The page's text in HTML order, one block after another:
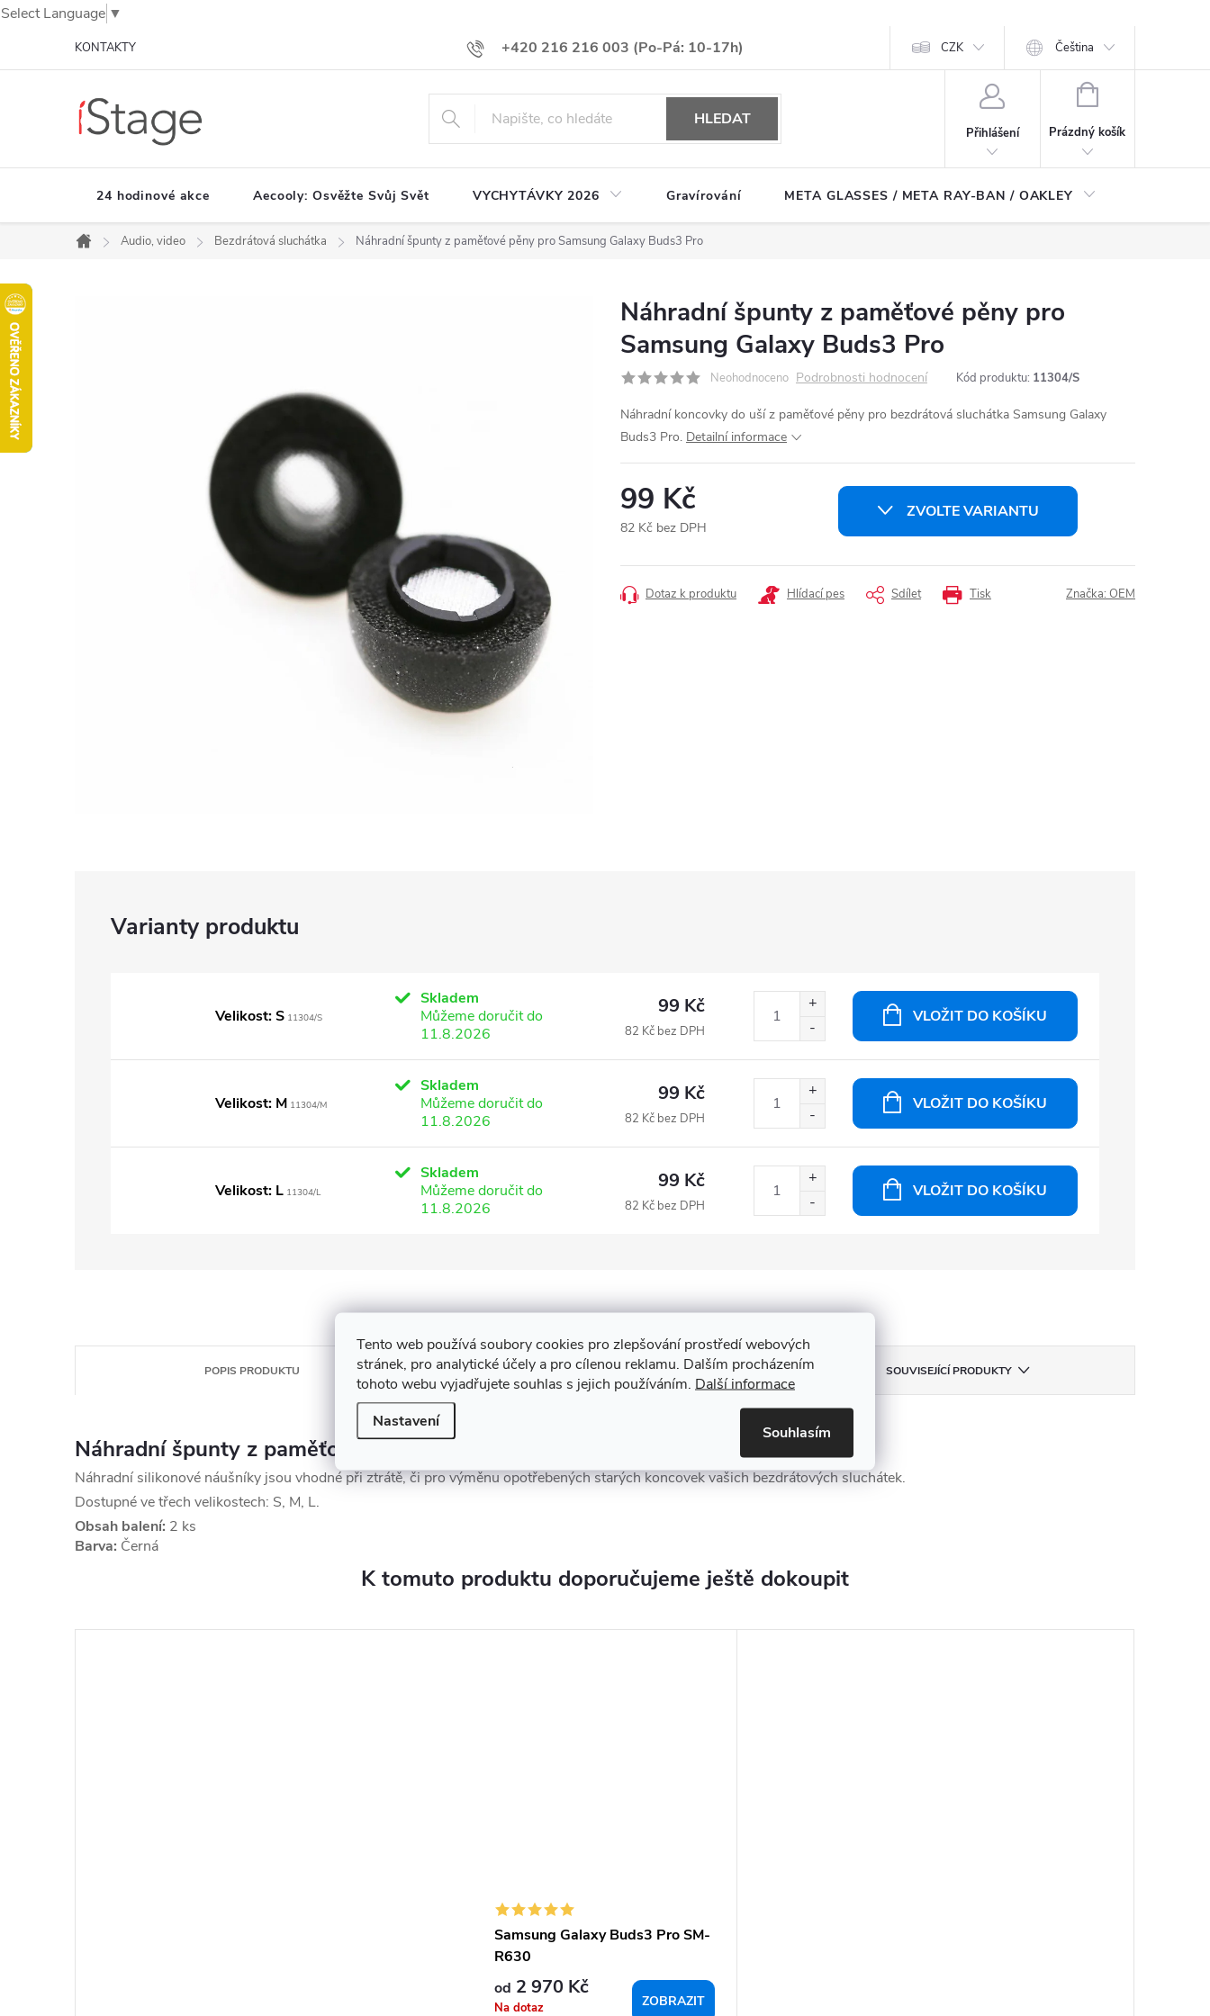
Select Language ▼
Tento web používá soubory cookies pro zlepšování prostředí webových
stránek, pro analytické účely a pro cílenou reklamu. Dalším procházením
tohoto webu vyjadřujete souhlas s jejich používáním. Další informace
Nastavení
Souhlasím
+420 216 216 003
KONTAKTY CZK Čeština
HLEDAT
Přihlášení
NÁKUPNÍ
Prázdný košík
24 hodinové akce Aecooly: Osvěžte Svůj Svět VYCHYTÁVKY 2026 Gravírování META GLASSES / META RAY-BAN / OAKLEY
Domů
Audio, video Bezdrátová sluchátka Náhradní špunty z paměťové pěny pro Samsung Galaxy Buds3 Pro
Náhradní špunty z paměťové pěny pro
Samsung Galaxy Buds3 Pro
Neohodnoceno Podrobnosti hodnocení Kód produktu: 11304/S
Náhradní koncovky do uší z paměťové pěny pro bezdrátová sluchátka Samsung Galaxy
Buds3 Pro. Detailní informace
99 Kč
82 Kč bez DPH
cena:
ZVOLTE VARIANTU
Tisk
Dotaz k produktu Hlídací pes Sdílet Značka: OEM
Velikost: S 11304/S
Skladem
Můžeme doručit do
11.8.2026
99 Kč
82 Kč bez DPH
VLOŽIT DO KOŠÍKU
Velikost: M 11304/M
Skladem
Můžeme doručit do
11.8.2026
99 Kč
82 Kč bez DPH
VLOŽIT DO KOŠÍKU
Velikost: L 11304/L
Skladem
Můžeme doručit do
11.8.2026
99 Kč
82 Kč bez DPH
VLOŽIT DO KOŠÍKU
POPIS PRODUKTU DISKUZE SOUVISEJÍCÍ PRODUKTY
Náhradní špunty z paměťové pěny pro Samsung Galaxy Buds3 Pro
Náhradní silikonové náušníky jsou vhodné při ztrátě, či pro výměnu opotřebených starých koncovek vašich bezdrátových sluchátek.
Dostupné ve třech velikostech: S, M, L.
Obsah balení: 2 ks
Barva: Černá
K tomuto produktu doporučujeme ještě dokoupit
Samsung Galaxy Buds3 Pro SM-
R630
od 2 970 Kč
Na dotaz ZOBRAZIT